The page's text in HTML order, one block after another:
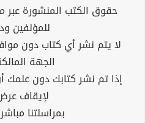
حقوق الكتب المنشورة
للمؤلفين
لا يتم نشر أي كتاب دون
الجهة
إذا تم نشر كتابك دون علمك
لإيقاف
بمراسلتنا